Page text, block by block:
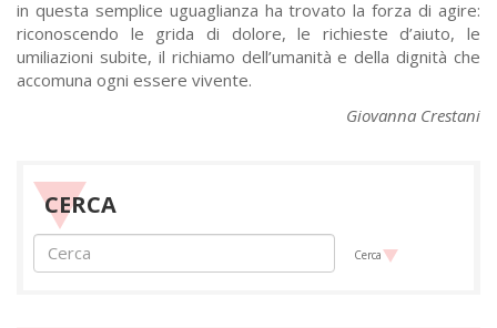
in questa semplice uguaglianza ha trovato la forza di agire:
riconoscendo le grida di dolore, le richieste d’aiuto, le
umiliazioni subite, il richiamo dell’umanità e della dignità che
accomuna ogni essere vivente.
Giovanna Crestani
CERCA
Cerca